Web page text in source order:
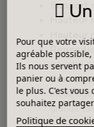
Support
Hauteur
Hauteur
gauche
Bras
modelage
grande
Pour que votre
agréable
Ils nous servent
panier ou à
le plus. C'est vous
souhaitez
Politique de